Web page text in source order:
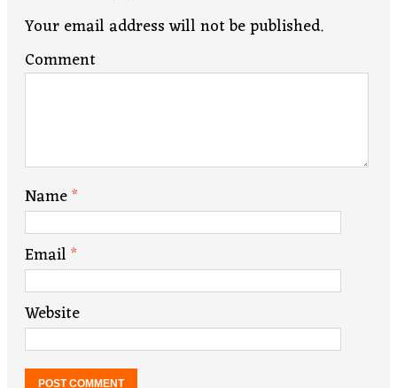
Your email address will not be published.
Comment
Name*
Email*
Website